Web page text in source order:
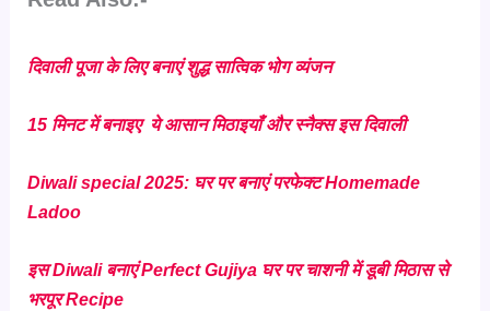
दिवाली पूजा के लिए बनाएं शुद्ध सात्विक भोग व्यंजन
15 मिनट में बनाइए ये आसान मिठाइयाँ और स्नैक्स इस दिवाली
Diwali special 2025: घर पर बनाएं परफेक्ट Homemade
Ladoo
इस Diwali बनाएं Perfect Gujiya घर पर चाशनी में डूबी मिठास से
भरपूर Recipe